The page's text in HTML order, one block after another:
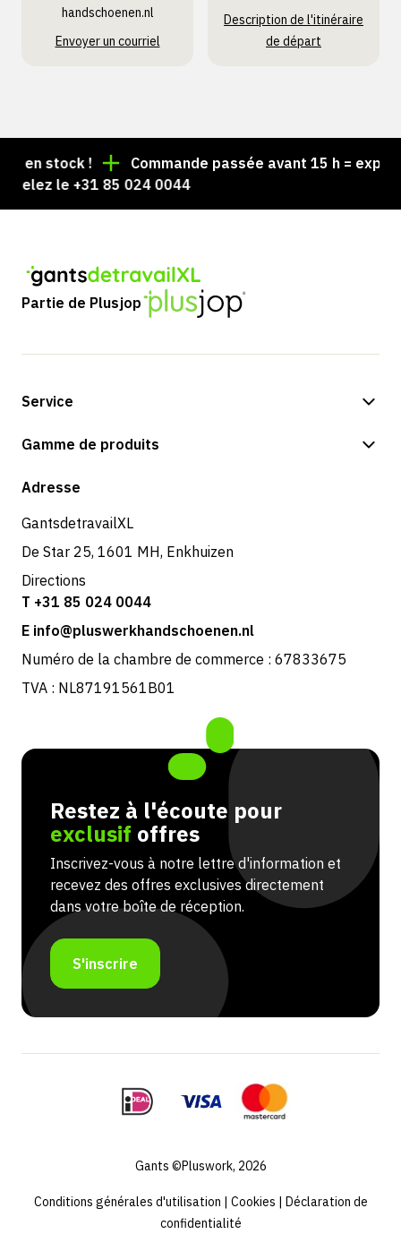
handschoenen.nl
Envoyer un courriel
Description de l'itinéraire
de départ
stock !
Commande passée avant 15 h =
le +31 85 024 0044
Partie de Plusjop
Service
Options de paiement
Retours et service
Gamme de produits
Boutique
Adresse
GantsdetravailXL
De Star 25, 1601 MH, Enkhuizen
Directions
T +31 85 024 0044
E info@pluswerkhandschoenen.nl
Numéro de la chambre de commerce : 67833675
TVA : NL87191561B01
Restez à l'écoute pour
exclusif offres
Inscrivez-vous à notre lettre d'information et
recevez des offres exclusives directement
dans votre boîte de réception.
S'inscrire
Gants ©Pluswork, 2026
Conditions générales d'utilisation | Cookies | Déclaration de
confidentialité